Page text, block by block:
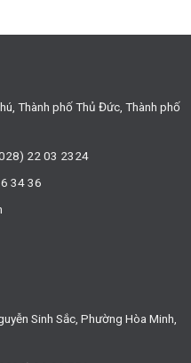
Thành phố Thủ Đức, Thành phố
22 03 2324
34 36
Sinh Sắc, Phường Hòa Minh,